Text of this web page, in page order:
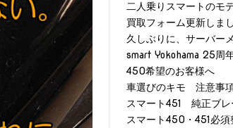
二人乗りスマートのモ
買取フォーム更新しま
久しぶりに、サーバー
smart Yokohama 25周
450希望のお客様へ
車選びのキモ 注意事
スマート451 純正ブレ
スマート450・451必